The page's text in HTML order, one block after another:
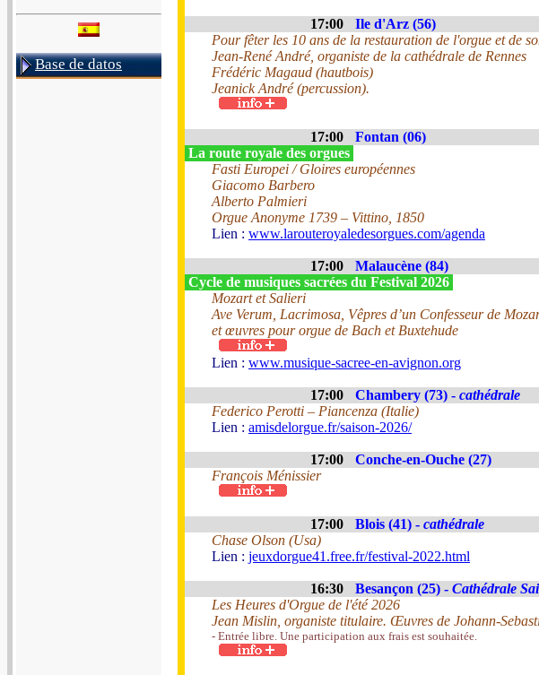
Base de datos
17:00
Ile d'Arz (56)
Pour fêter les 10 ans de la restauration de l'orgue et de
Jean-René André, organiste de la cathédrale de Rennes
Frédéric Magaud (hautbois)
Jeanick André (percussion).
17:00
Fontan (06)
La route royale des orgues
Fasti Europei / Gloires européennes
Giacomo Barbero
Alberto Palmieri
Orgue Anonyme 1739 – Vittino, 1850
Lien : www.larouteroyaledesorgues.com/agenda
17:00
Malaucène (84)
Cycle de musiques sacrées du Festival 2026
Mozart et Salieri
Ave Verum, Lacrimosa, Vêpres d’un Confesseur de
et œuvres pour orgue de Bach et Buxtehude
Lien : www.musique-sacree-en-avignon.org
17:00 Chambery (73) - cathédrale
Federico Perotti – Piancenza (Italie)
Lien : amisdelorgue.fr/saison-2026/
17:00
Conche-en-Ouche (27)
François Ménissier
17:00 Blois (41) - cathédrale
Chase Olson (Usa)
Lien : jeuxdorgue41.free.fr/festival-2022.html
16:30 Besançon (25) - Cathédrale
Les Heures d'Orgue de l'été 2026
Jean Mislin, organiste titulaire. Œuvres de Johann-
- Entrée libre. Une participation aux frais est souhaitée.